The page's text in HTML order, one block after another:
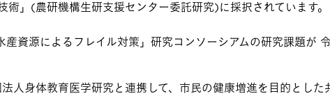
」(農研機構生研支援センター委託研究)に採択されています。​
資源によるフレイル対策」研究コンソーシアムの研究課題が
身体教育医学研究と連携して、市民の健康増進を目的とした